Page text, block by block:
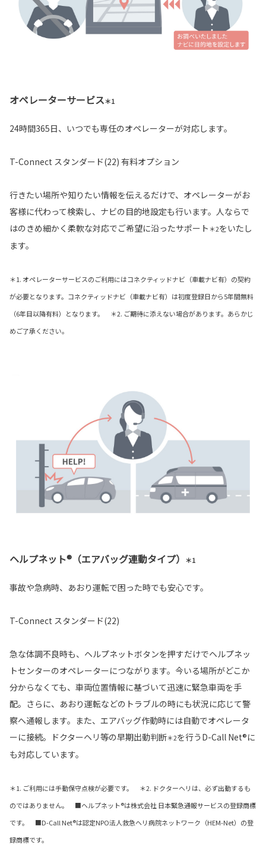
オペレーターサービス＊1
24時間365日、いつでも専任のオペレーターが対応します。
T-Connect スタンダード(22) 有料オプション
行きたい場所や知りたい情報を伝えるだけで、オペレーターがお
客様に代わって検索し、ナビの目的地設定も行います。人ならで
はのきめ細かく柔軟な対応でご希望に沿ったサポート ＊2をいたし
ます。
＊1. オペレーターサービスのご利用にはコネクティッドナビ（車載ナビ有）の契約
が必要となります。コネクティッドナビ（車載ナビ有）は初度登録日から5年間無料
（6年目以降有料）となります。 ＊2. ご期待に添えない場合があります。あらかじ
めご了承ください。
ヘルプネット®（エアバッグ連動タイプ） ＊1
事故や急病時、あおり運転で困った時でも安心です。
T-Connect スタンダード(22)
急な体調不良時も、ヘルプネットボタンを押すだけでヘルプネッ
トセンターのオペレーターにつながります。今いる場所がどこか
分からなくても、車両位置情報に基づいて迅速に緊急車両を手
配。さらに、あおり運転などのトラブルの時にも状況に応じて警
察へ通報します。また、エアバッグ作動時には自動でオペレータ
ーに接続。ドクターヘリ等の早期出動判断＊2を行うD-Call Net®に
も対応しています。
＊1. ご利用には手動保守点検が必要です。 ＊2. ドクターヘリは、必ず出動するも
のではありません。 ■ヘルプネット®は株式会社 日本緊急通報サービスの登録商標
です。 ■D-Call Net®は認定NPO法人救急ヘリ病院ネットワーク（HEM-Net）の登
録商標です。